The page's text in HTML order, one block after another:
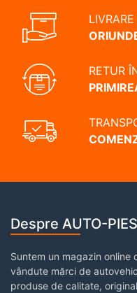
RETUR
Despre AUTO-
Suntem un magazin online
vândute mărci de
produse de calitate,